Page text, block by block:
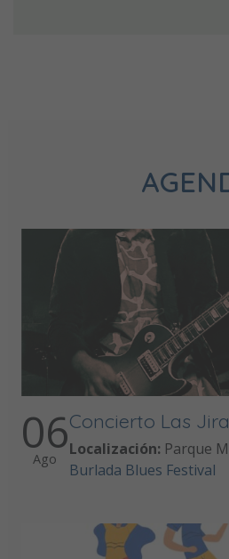
06
Ago
Concierto Las
Localización: Parque
Burlada Blues Festival